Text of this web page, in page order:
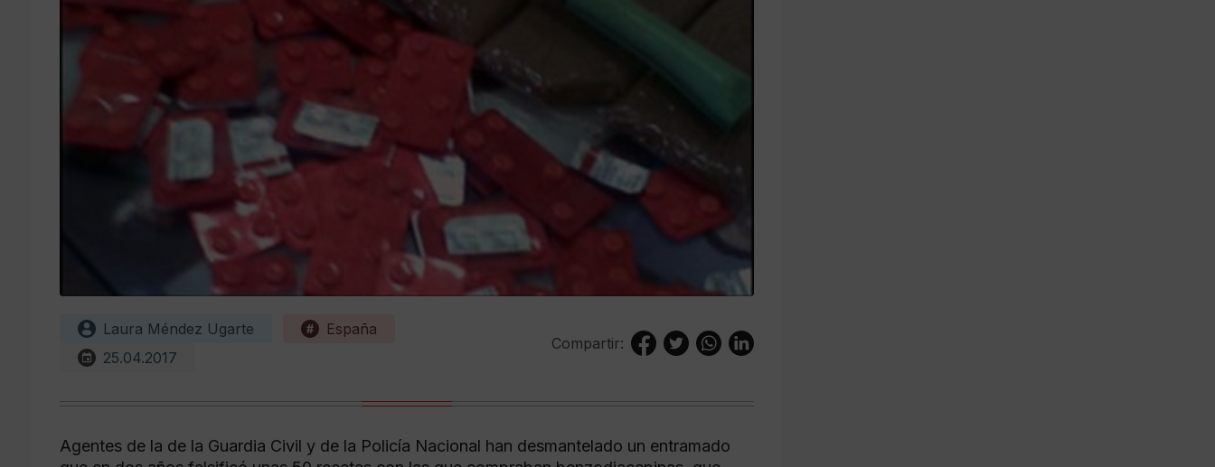
Laura Méndez Ugarte
España
25.04.2017
Compartir:
Agentes de la de la Guardia Civil y de la Policía Nacional han desmantelado un entramado